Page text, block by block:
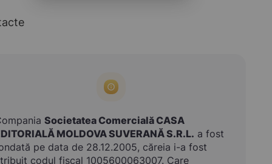
Societatea Comercială CASA
MOLDOVA SUVERANĂ S.R.L. a fost
pe data de 28.12.2005, căreia i-a fost
codul fiscal 1005600063007. Care